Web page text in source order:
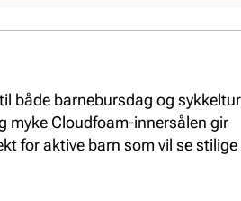
både barnebursdag og
myke Cloudfoam-innersålen gir
for aktive barn som vil se